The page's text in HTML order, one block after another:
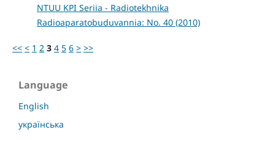
NTUU KPI Seriia - Radiotekhnika
Radioaparatobuduvannia: No. 40 (2010)
<< < 1 2 3 4 5 6 > >>
Language
English
українська